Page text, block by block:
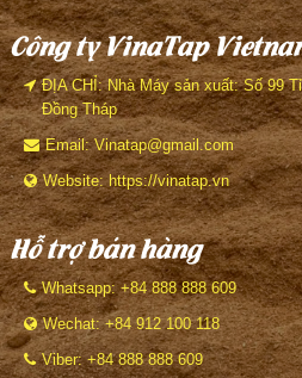
Công ty VinaTap
ĐỊA CHỈ: Nhà Máy sản xuất: Số 99
Đồng Tháp
Email: Vinatap@gmail.com
Website: https://vinatap.vn
Hỗ trợ bán hàng
Whatsapp: +84 888 888 609
Wechat: +84 912 100 118
Viber: +84 888 888 609